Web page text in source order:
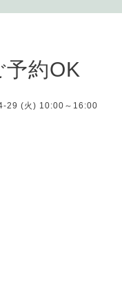
予約OK
29 (火) 10:00～16:00